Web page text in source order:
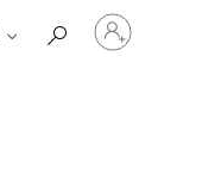
请
登